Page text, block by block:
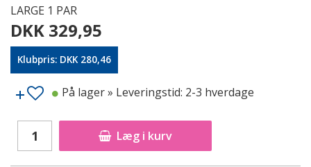
LARGE 1 PAR
DKK 329,95
Klubpris: DKK 280,46
Læg i kurv
På lager» Leveringstid: 2-3 hverdage